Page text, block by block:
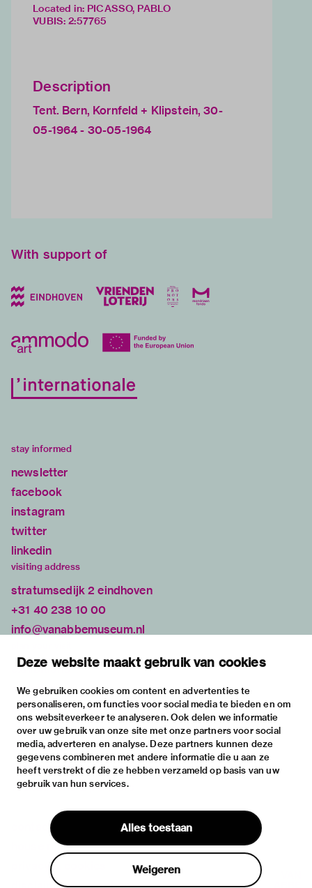
Deze website maakt gebruik van cookies
We gebruiken cookies om content en advertenties te
personaliseren, om functies voor social media te bieden en om
ons websiteverkeer te analyseren. Ook delen we informatie
over uw gebruik van onze site met onze partners voor social
media, adverteren en analyse. Deze partners kunnen deze
gegevens combineren met andere informatie die u aan ze
heeft verstrekt of die ze hebben verzameld op basis van uw
gebruik van hun services.
Alles toestaan
Weigeren
Located in: PICASSO, PABLO
VUBIS: 2:57765
Description
Tent. Bern, Kornfeld + Klipstein, 30-
05-1964 - 30-05-1964
With support of
stay informed
newsletter
facebook
instagram
twitter
linkedin
visiting address
stratumsedijk 2 eindhoven
+31 40 238 10 00
info@vanabbemuseum.nl
exhibitions
activities
practical information
about
the museum
the collection
foundations & partners
contact
house rules
privacy & cookies